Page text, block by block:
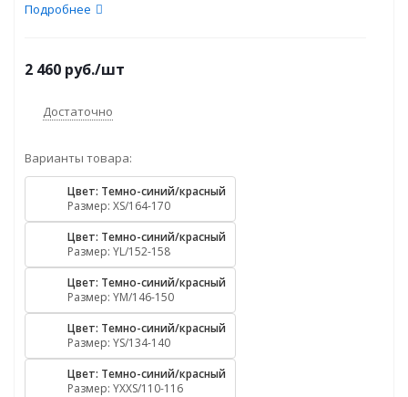
Подробнее
2 460 руб./шт
Достаточно
Варианты товара:
Цвет: Темно-синий/красный
Размер: XS/164-170
Цвет: Темно-синий/красный
Размер: YL/152-158
Цвет: Темно-синий/красный
Размер: YM/146-150
Цвет: Темно-синий/красный
Размер: YS/134-140
Цвет: Темно-синий/красный
Размер: YXXS/110-116